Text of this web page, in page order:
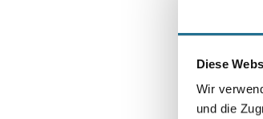
Diese
Wir
und die